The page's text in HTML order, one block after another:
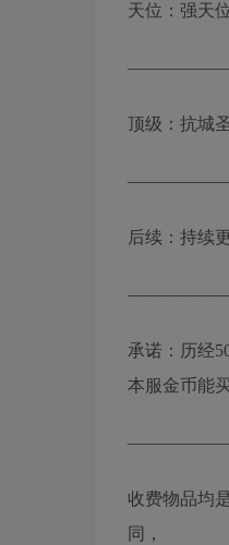
天位：强天
顶级：抗城
后续：持续
承诺：历经
本服金币能
收费物品均
同，